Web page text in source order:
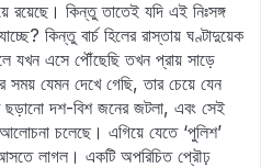
রয়েছে। কিন্তু তাতেই যদি এই নিঃসঙ্গ
কিন্তু বার্চ হিলের রাস্তায় ঘণ্টাদুয়েক
যখন এসে পৌঁছেছি তখন প্রায় সাড়ে
যেমন দেখে গেছি, তার চেয়ে যেন
দশ-বিশ জনের জটলা, এবং সেই
চলেছে। এগিয়ে যেতে ‘পুলিশ’
লাগল। একটি অপরিচিত প্রৌঢ়